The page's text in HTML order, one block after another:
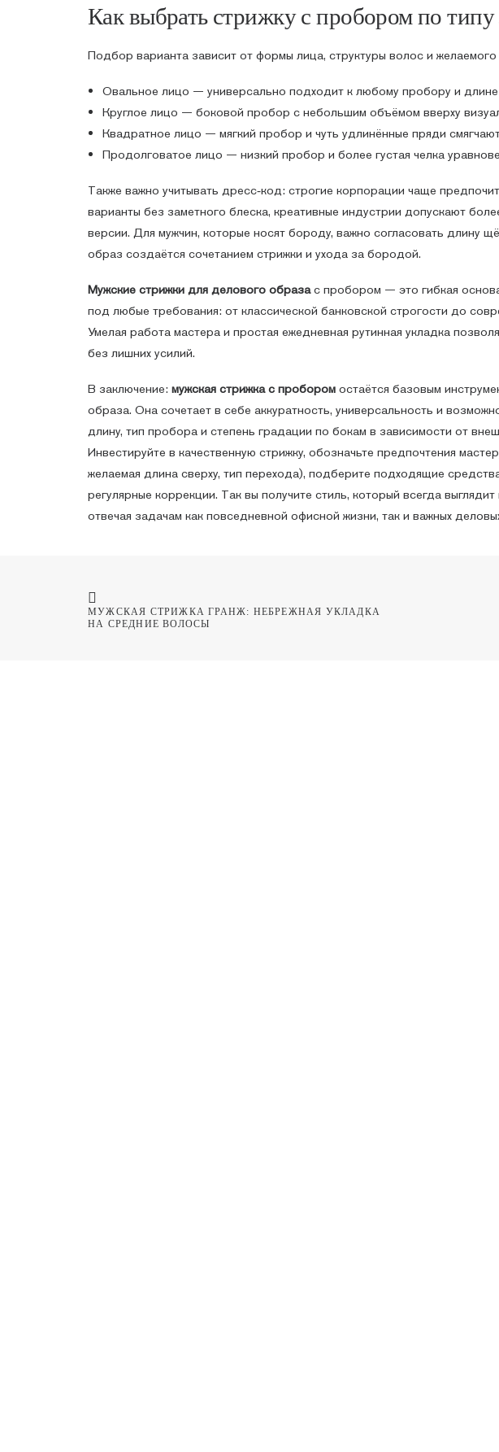
Как выбрать стрижку с пробором по
Подбор варианта зависит от формы лица, структуры волос и
Овальное лицо — универсально подходит к любому пробору и
Круглое лицо — боковой пробор с небольшим объёмом вверху
Квадратное лицо — мягкий пробор и чуть удлинённые пряди
Продолговатое лицо — низкий пробор и более густая челка
Также важно учитывать дресс‑код: строгие корпорации чаще
варианты без заметного блеска, креативные индустрии допускают
версии. Для мужчин, которые носят бороду, важно согласовать длину
образ создаётся сочетанием стрижки и ухода за бородой.
Мужские стрижки для делового образас пробором — это гибкая
под любые требования: от классической банковской строгости до
Умелая работа мастера и простая ежедневная рутинная укладка
без лишних усилий.
В заключение: мужская стрижка с пробором остаётся базовым
образа. Она сочетает в себе аккуратность, универсальность и
длину, тип пробора и степень градации по бокам в зависимости от
Инвестируйте в качественную стрижку, обозначьте предпочтения
желаемая длина сверху, тип перехода), подберите подходящие
регулярные коррекции. Так вы получите стиль, который всегда
отвечая задачам как повседневной офисной жизни, так и важных
МУЖСКАЯ СТРИЖКА ГРАНЖ: НЕБРЕЖНАЯ УКЛАДКА
НА СРЕДНИЕ ВОЛОСЫ